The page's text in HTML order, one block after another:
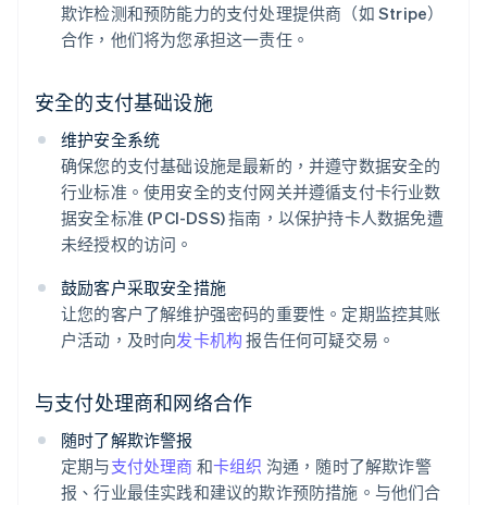
欺诈检测和预防能力的支付处理提供商（如 Stripe）
合作，他们将为您承担这一责任。
安全的支付基础设施
维护安全系统
确保您的支付基础设施是最新的，并遵守数据安全的
行业标准。使用安全的支付网关并遵循支付卡行业数
据安全标准 (PCI-DSS) 指南，以保护持卡人数据免遭
未经授权的访问。
鼓励客户采取安全措施
让您的客户了解维护强密码的重要性。定期监控其账
户活动，及时向发卡机构 报告任何可疑交易。
与支付处理商和网络合作
随时了解欺诈警报
定期与支付处理商 和卡组织 沟通，随时了解欺诈警
报、行业最佳实践和建议的欺诈预防措施。与他们合